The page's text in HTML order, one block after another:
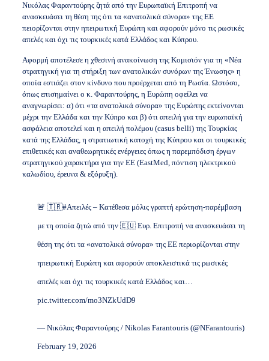
Νικόλας Φαραντούρης ζητά από την Ευρωπαϊκή Επιτροπή να
ανασκευάσει τη θέση της ότι τα «ανατολικά σύνορα» της ΕΕ
πειορίζονται στην ηπειρωτική Ευρώπη και αφορούν μόνο τις ρωσικές
απελές και όχι τις τουρκικές κατά Ελλάδος και Κύπρου.
Αφορμή αποτέλεσε η χθεσινή ανακοίνωση της Κομισιόν για τη «Νέα
στρατηγική για τη στήριξη των ανατολικών συνόρων της Ένωσης» η
οποία εστιάζει στον κίνδυνο που προέρχεται από τη Ρωσία. Ωστόσο,
όπως επισημαίνει ο κ. Φαραντούρης, η Ευρώπη οφείλει να
αναγνωρίσει: α) ότι «τα ανατολικά σύνορα» της Ευρώπης εκτείνονται
μέχρι την Ελλάδα και την Κύπρο και β) ότι απειλή για την ευρωπαϊκή
ασφάλεια αποτελεί και η απειλή πολέμου (casus belli) της Τουρκίας
κατά της Ελλάδας, η στρατιωτική κατοχή της Κύπρου και οι τουρκικές
επιθετικές και αναθεωρητικές ενέργειες όπως η παρεμπόδιση έργων
στρατηγικού χαρακτήρα για την ΕΕ (EastMed, πόντιση ηλεκτρικού
καλωδίου, έρευνα & εξόρυξη).
🚨 🇹🇷#Απειλές– Κατέθεσα μόλις γραπτή ερώτηση-παρέμβαση
με τη οποία ζητώ από την 🇪🇺 Ευρ. Επιτροπή να ανασκευάσει τη
θέση της ότι τα «ανατολικά σύνορα» της ΕΕ περιορίζονται στην
ηπειρωτική Ευρώπη και αφορούν αποκλειστικά τις ρωσικές
απελές και όχι τις τουρκικές κατά Ελλάδος και…
pic.twitter.com/mo3NZkUdD9
— Νικόλας Φαραντούρης / Nikolas Farantouris (@NFarantouris)
February 19, 2026